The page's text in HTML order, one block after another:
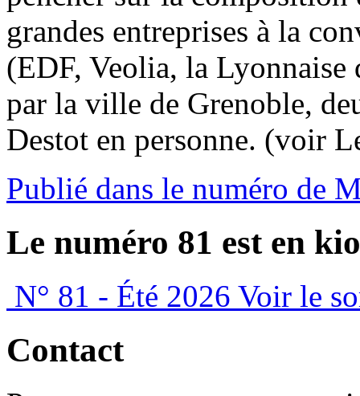
grandes entreprises à la
(EDF, Veolia, la Lyonnaise
par la ville de Grenoble,
Destot en personne. (voir
Publié dans le numéro de
Le numéro 81 est en
N° 81 - Été 2026 Voir le
Contact